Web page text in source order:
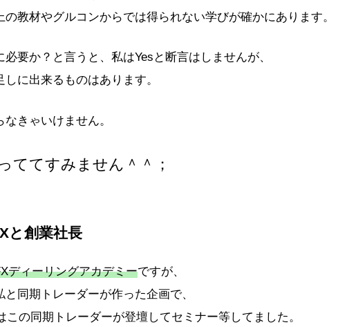
の教材やグルコンからでは得られない学びが確かにあります。
必要か？と言うと、私はYesと断言はしませんが、
しに出来るものはあります。
きゃいけません。
ててすみません＾＾；
と創業社長
ディーリングアカデミーですが、
と同期トレーダーが作った企画で、
この同期トレーダーが登壇してセミナー等してました。